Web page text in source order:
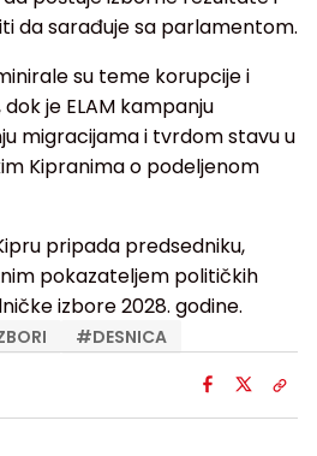
da sarađuje sa parlamentom.
su teme korupcije i
je ELAM kampanju
migracijama i tvrdom stavu u
Kipranima o podeljenom
pripada predsedniku,
pokazateljem političkih
izbore 2028. godine.
#DESNICA